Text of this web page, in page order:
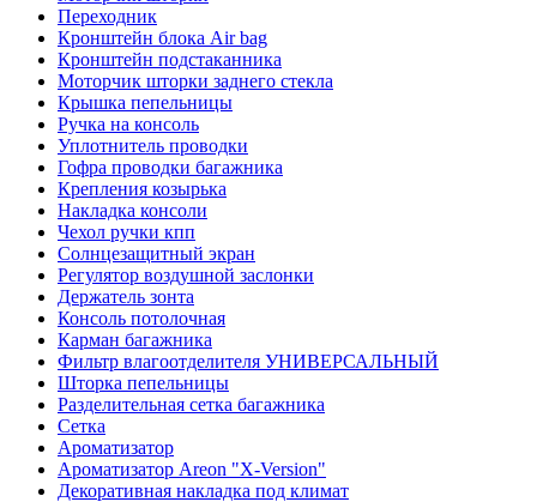
Переходник
Кронштейн блока Air bag
Кронштейн подстаканника
Моторчик шторки заднего стекла
Крышка пепельницы
Ручка на консоль
Уплотнитель проводки
Гофра проводки багажника
Крепления козырька
Накладка консоли
Чехол ручки кпп
Солнцезащитный экран
Регулятор воздушной заслонки
Держатель зонта
Консоль потолочная
Карман багажника
Фильтр влагоотделителя УНИВЕРСАЛЬНЫЙ
Шторка пепельницы
Разделительная сетка багажника
Сетка
Ароматизатор
Ароматизатор Areon "X-Version"
Декоративная накладка под климат